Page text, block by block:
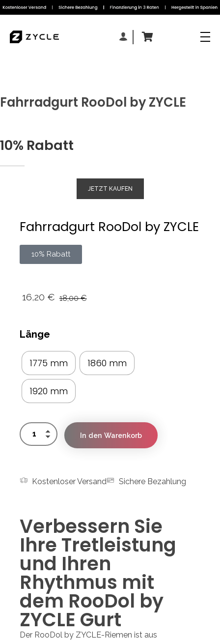
Fahrradgurt RooDol by ZYCLE
10% Rabatt
JETZT KAUFEN
Fahrradgurt RooDol by ZYCLE
10% Rabatt
16,20 € 18,00€
Länge
1775 mm 1860 mm
1920 mm
In den Warenkorb
Kostenloser Versand Sichere Bezahlung
Verbessern Sie
Ihre Tretleistung
und Ihren
Rhythmus mit
dem RooDol by
ZYCLE Gurt
Der RooDol by ZYCLE-Riemen ist aus